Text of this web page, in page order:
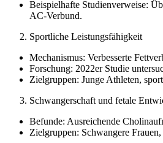
Beispielhafte Studienverweise:
AC-Verbund.
Sportliche Leistungsfähigkeit
Mechanismus: Verbesserte
Forschung: 2022er Studie
Zielgruppen: Junge Athleten,
Schwangerschaft und fetale
Befunde: Ausreichende
Zielgruppen: Schwangere